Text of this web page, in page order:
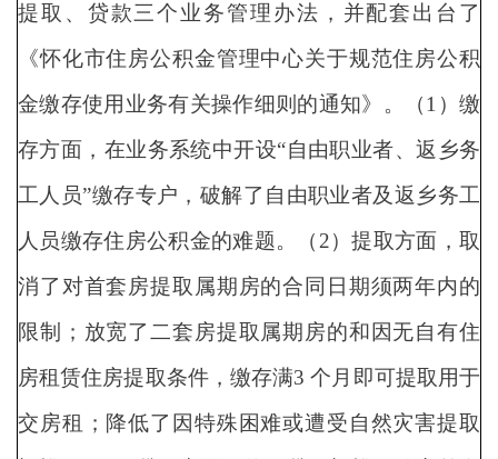
提取、贷款三个业务管理办法，并配套出台了
《怀化市住房公积金管理中心关于规范住房公积
金缴存使用业务有关操作细则的通知》。（1）缴
存方面，在业务系统中开设“自由职业者、返乡务
工人员”缴存专户，破解了自由职业者及返乡务工
人员缴存住房公积金的难题。（2）提取方面，取
消了对首套房提取属期房的合同日期须两年内的
限制；放宽了二套房提取属期房的和因无自有住
房租赁住房提取条件，缴存满3 个月即可提取用于
交房租；降低了因特殊困难或遭受自然灾害提取